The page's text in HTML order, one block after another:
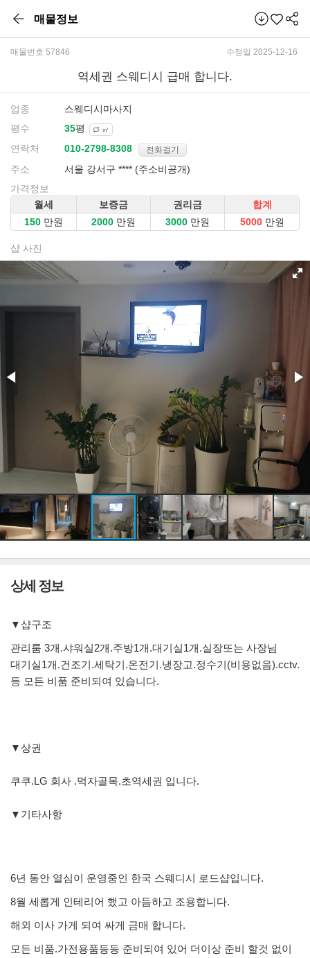
매물정보
매물번호 57846 수정일 2025-12-16
역세권 스웨디시 급매 합니다.
업종
스웨디시마사지
평수
평 ㎡
연락처 전화걸기
주소
서울 강서구 **** (주소비공개)
가격정보
월세
보증금 권리금
합계
만원
만원 만원 만원
샵 사진
상세 정보
▼샵구조
관리룸 3개.샤워실2개.주방1개.대기실1개.실장또는 사장님
대기실1개.건조기.세탁기.온전기.냉장고.정수기(비용없음).cctv.
등 모든 비품 준비되여 있습니다.
▼상권
쿠쿠.LG 회사 .먹자골목.초역세권 입니다.
▼기타사항
6년 동안 열심이 운영중인 한국 스웨디시 로드샵입니다.
8월 세롭게 인테리어 했고 아듬하고 조용합니다.
해외 이사 가게 되여 싸게 금매 합니다.
모든 비품.가전용품등등 준비되여 있어 더이상 준비 할것 없이